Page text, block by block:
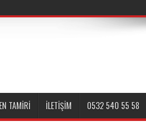
TAMIRI İLETIŞIM 0532 540 55 58